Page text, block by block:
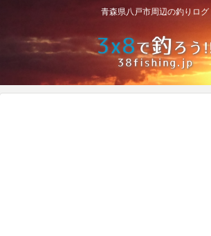
青森県八戸市周辺の釣りログ